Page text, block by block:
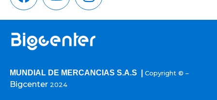
MUNDIAL DE MERCANCIAS S.A.S | Copyright © –
Bigcenter 2024